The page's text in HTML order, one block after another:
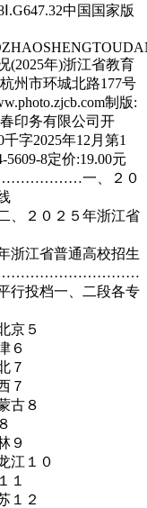
中国国家版
(2025年)浙江省教育
州市环城北路177号
制版:
印务有限公司开
字2025年12月第1
5609-8定价:19.00元
一、２０
２５年浙江省
省普通高校招生
………………………………
行投档一、二段各专
５
８
１０
２